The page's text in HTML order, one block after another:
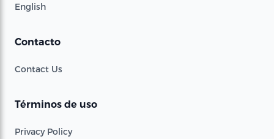
English
Contacto
Contact Us
Términos de uso
Privacy Policy